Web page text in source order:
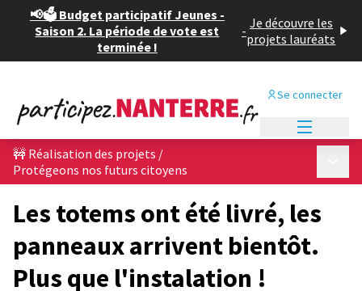
📢🗳️ Budget participatif Jeunes -
Saison 2. La période de vote est
terminée !
- Je découvre les
projets lauréats
Se connecter
🚧 Réalisation des projets /
Protégeons nos futurs citoyens
Les totems ont été livré, les
panneaux arrivent bientôt.
Plus que l'instalation !